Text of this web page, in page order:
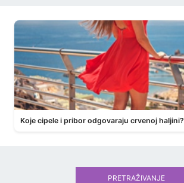
Koje cipele i pribor odgovaraju crvenoj haljini?
PRETRAŽIVANJE